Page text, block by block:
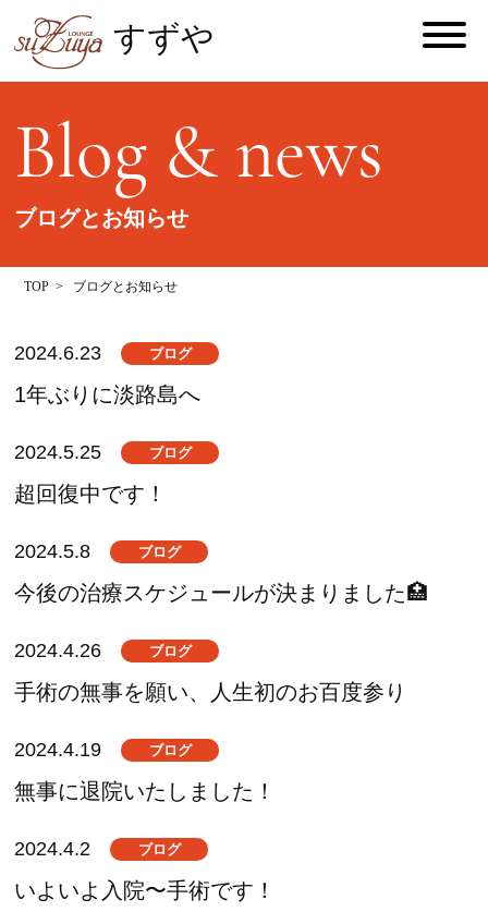
すずや
Blog & news
ブログとお知らせ
TOP ブログとお知らせ
2024.6.23 ブログ
1年ぶりに淡路島へ
2024.5.25 ブログ
超回復中です！
2024.5.8 ブログ
今後の治療スケジュールが決まりました🏥
2024.4.26 ブログ
手術の無事を願い、人生初のお百度参り
2024.4.19 ブログ
無事に退院いたしました！
2024.4.2 ブログ
いよいよ入院〜手術です！